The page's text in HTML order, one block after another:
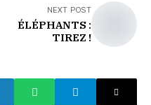
NEXT POST
ÉLÉPHANTS :
TIREZ !